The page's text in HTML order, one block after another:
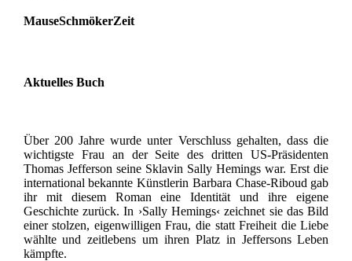
MauseSchmökerZeit
Aktuelles Buch
Über 200 Jahre wurde unter Verschluss gehalten, dass die
wichtigste Frau an der Seite des dritten US-Präsidenten
Thomas Jefferson seine Sklavin Sally Hemings war. Erst die
international bekannte Künstlerin Barbara Chase-Riboud gab
ihr mit diesem Roman eine Identität und ihre eigene
Geschichte zurück. In ›Sally Hemings‹ zeichnet sie das Bild
einer stolzen, eigenwilligen Frau, die statt Freiheit die Liebe
wählte und zeitlebens um ihren Platz in Jeffersons Leben
kämpfte.